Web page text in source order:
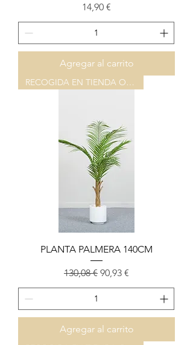
Precio
14,90 €
Agregar al carrito
RECOGIDA EN TIENDA O ALMACEN
PLANTA PALMERA 140CM
Precio
130,08 € Precio de oferta
90,93 €
Agregar al carrito